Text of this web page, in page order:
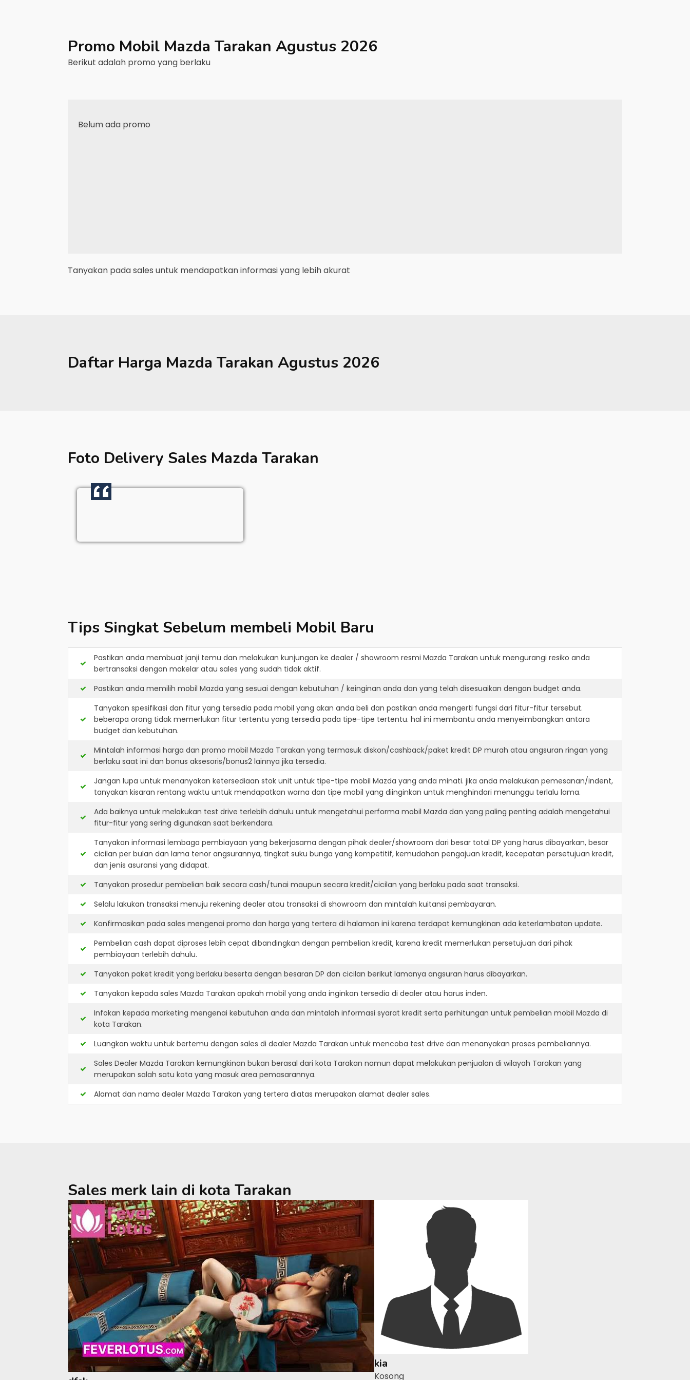
Promo Mobil Mazda Tarakan Agustus 2026
Berikut adalah promo yang berlaku
Belum ada promo
Tanyakan pada sales untuk mendapatkan informasi yang lebih akurat
Daftar Harga Mazda Tarakan Agustus 2026
Foto Delivery Sales Mazda Tarakan
Tips Singkat Sebelum membeli Mobil Baru
Pastikan anda membuat janji temu dan melakukan kunjungan ke dealer / showroom resmi Mazda Tarakan untuk mengurangi resiko anda
bertransaksi dengan makelar atau sales yang sudah tidak aktif.
Pastikan anda memilih mobil Mazda yang sesuai dengan kebutuhan / keinginan anda dan yang telah disesuaikan dengan budget anda.
Tanyakan spesifikasi dan fitur yang tersedia pada mobil yang akan anda beli dan pastikan anda mengerti fungsi dari fitur-fitur tersebut.
beberapa orang tidak memerlukan fitur tertentu yang tersedia pada tipe-tipe tertentu. hal ini membantu anda menyeimbangkan antara
budget dan kebutuhan.
Mintalah informasi harga dan promo mobil Mazda Tarakan yang termasuk diskon/cashback/paket kredit DP murah atau angsuran ringan yang
berlaku saat ini dan bonus aksesoris/bonus2 lainnya jika tersedia.
Jangan lupa untuk menanyakan ketersediaan stok unit untuk tipe-tipe mobil Mazda yang anda minati. jika anda melakukan pemesanan/indent,
tanyakan kisaran rentang waktu untuk mendapatkan warna dan tipe mobil yang diinginkan untuk menghindari menunggu terlalu lama.
Ada baiknya untuk melakukan test drive terlebih dahulu untuk mengetahui performa mobil Mazda dan yang paling penting adalah mengetahui
fitur-fitur yang sering digunakan saat berkendara.
Tanyakan informasi lembaga pembiayaan yang bekerjasama dengan pihak dealer/showroom dari besar total DP yang harus dibayarkan, besar
cicilan per bulan dan lama tenor angsurannya, tingkat suku bunga yang kompetitif, kemudahan pengajuan kredit, kecepatan persetujuan kredit,
dan jenis asuransi yang didapat.
Tanyakan prosedur pembelian baik secara cash/tunai maupun secara kredit/cicilan yang berlaku pada saat transaksi.
Selalu lakukan transaksi menuju rekening dealer atau transaksi di showroom dan mintalah kuitansi pembayaran.
Konfirmasikan pada sales mengenai promo dan harga yang tertera di halaman ini karena terdapat kemungkinan ada keterlambatan update.
Pembelian cash dapat diproses lebih cepat dibandingkan dengan pembelian kredit, karena kredit memerlukan persetujuan dari pihak
pembiayaan terlebih dahulu.
Tanyakan paket kredit yang berlaku beserta dengan besaran DP dan cicilan berikut lamanya angsuran harus dibayarkan.
Tanyakan kepada sales Mazda Tarakan apakah mobil yang anda inginkan tersedia di dealer atau harus inden.
Infokan kepada marketing mengenai kebutuhan anda dan mintalah informasi syarat kredit serta perhitungan untuk pembelian mobil Mazda di
kota Tarakan.
Luangkan waktu untuk bertemu dengan sales di dealer Mazda Tarakan untuk mencoba test drive dan menanyakan proses pembeliannya.
Sales Dealer Mazda Tarakan kemungkinan bukan berasal dari kota Tarakan namun dapat melakukan penjualan di wilayah Tarakan yang
merupakan salah satu kota yang masuk area pemasarannya.
Alamat dan nama dealer Mazda Tarakan yang tertera diatas merupakan alamat dealer sales.
Sales merk lain di kota Tarakan
kia
Kosong